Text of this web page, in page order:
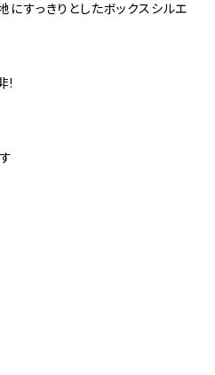
すっきりとしたボックスシルエ
!